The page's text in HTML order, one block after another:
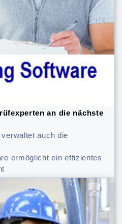
an die nächste
auch die
ermöglicht ein effizientes